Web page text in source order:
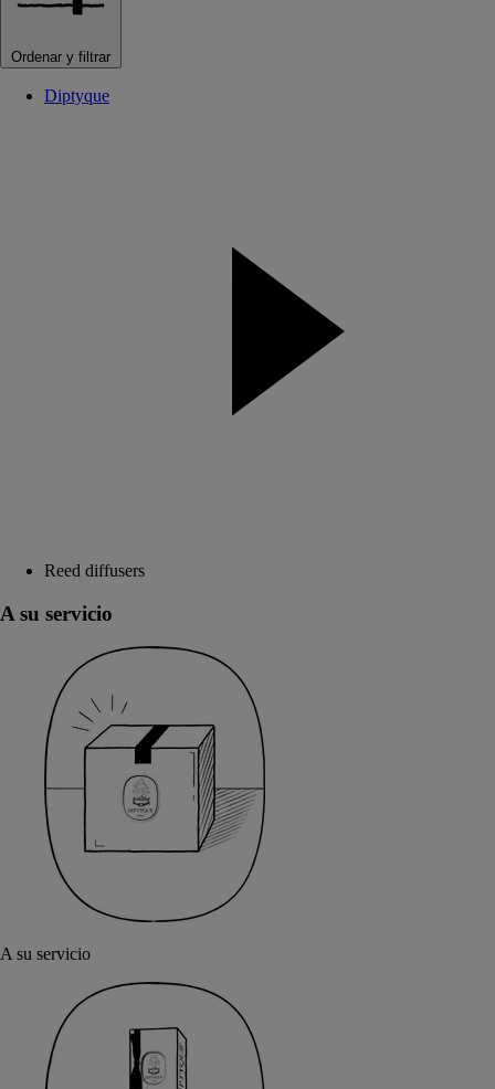
Ordenar y filtrar
Diptyque
Reed diffusers
A su servicio
A su servicio